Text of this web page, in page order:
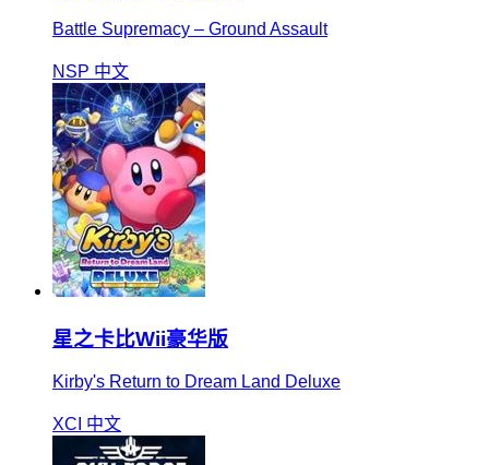
Battle Supremacy – Ground Assault
NSP 中文
星之卡比Wii豪华版
Kirby's Return to Dream Land Deluxe
XCI 中文